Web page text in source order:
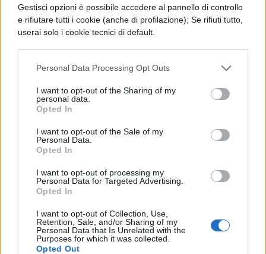
Gestisci opzioni è possibile accedere al pannello di controllo
e rifiutare tutti i cookie (anche di profilazione); Se rifiuti tutto,
userai solo i cookie tecnici di default.
Personal Data Processing Opt Outs
I want to opt-out of the Sharing of my
personal data.
Opted In
I want to opt-out of the Sale of my
Personal Data.
Opted In
I want to opt-out of processing my
Personal Data for Targeted Advertising.
Opted In
I want to opt-out of Collection, Use,
Retention, Sale, and/or Sharing of my
Personal Data that Is Unrelated with the
Purposes for which it was collected.
Opted Out
TI POTREBBE INTERESSARE
minori di 15 anni dal 1°
settembre: come
dell'età